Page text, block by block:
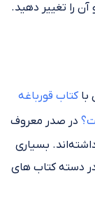
آن را تغییر دهید.
باکتاب قورباغه
در صدر معروف
بسیاری
دسته کتاب های